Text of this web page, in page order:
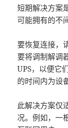
短期解决方案
可能拥有的不
要恢复连接，
要将调制解调
UPS，以便它
的时间内为设
此解决方案仅
况。例如，一